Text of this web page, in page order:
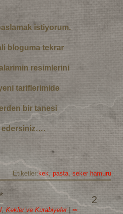
istiyorum.
bloguma tekrar
resimlerini
tariflerimide
bir tanesi
edersiniz….
Etiketler: kek, pasta,seker hamuru
2
, Kekler ve Kurabiyeler ∞